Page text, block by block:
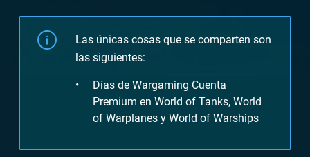
Las únicas cosas que se comparten son
las siguientes:
Días de Wargaming Cuenta
Premium en World of Tanks, World
of Warplanes y World of Warships